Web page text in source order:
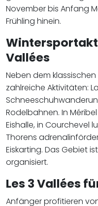
November bis Anfang
Frühling hinein.
Vallées
Neben dem
zahlreiche Aktivitäten:
Rodelbahnen. In
Eishalle, in Courchevel
Thorens
Eiskarting. Das Gebiet
organisiert.
Les 3 Vallées
Anfänger profitieren